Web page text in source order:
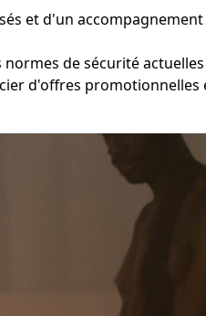
et d'un
de sécurité actuelles
d'offres promotionnelles